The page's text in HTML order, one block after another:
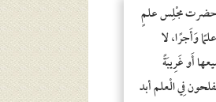
حضرت مجْلِس علمٍ
وَأَجرًا، لا
أَو غَرِيبَةً
فِي الْعلم أبد